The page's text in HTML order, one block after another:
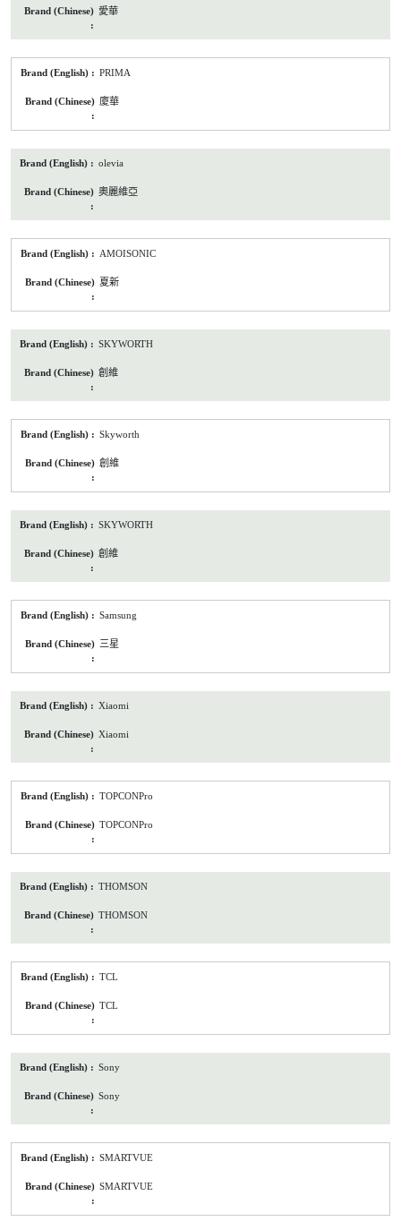
愛華
PRIMA
廈華
olevia
奧麗維亞
AMOISONIC
夏新
SKYWORTH
創維
Skyworth
創維
SKYWORTH
創維
Samsung
三星
Xiaomi
Xiaomi
TOPCONPro
TOPCONPro
THOMSON
THOMSON
TCL
TCL
Sony
Sony
SMARTVUE
SMARTVUE